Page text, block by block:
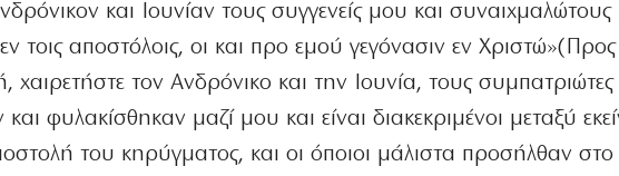
και Ιουνίαν τους συγγενείς μου και συναιχμαλώτους
εν τοις αποστόλοις, οι και προ εμού γεγόνασιν εν
χαιρετήστε τον Ανδρόνικο και την Ιουνία, τους
φυλακίσθηκαν μαζί μου και είναι διακεκριμένοι μεταξύ
του κηρύγματος, και οι όποιοι μάλιστα προσήλθαν στο